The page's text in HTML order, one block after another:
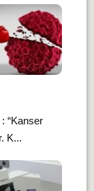
: “Kanser
K...